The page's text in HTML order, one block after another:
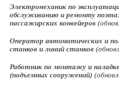
Электромеханик по
обслуживанию и ремонту
пассажирских конвейеров
Оператор автоматических и
станков и линий станков
Работник по монтажу и
(подъемных сооружений)